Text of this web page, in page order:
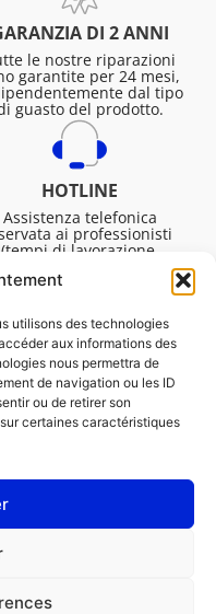
utilisons des technologies
aux informations des
nous permettra de
de navigation ou les ID
ou de retirer son
certaines caractéristiques
DI 2 ANNI
le nostre riparazioni
garantite per 24 mesi,
dal tipo
guasto del prodotto.
HOTLINE
Assistenza telefonica
ai professionisti
(tempi di lavorazione,
lunedì al venerdì dalle